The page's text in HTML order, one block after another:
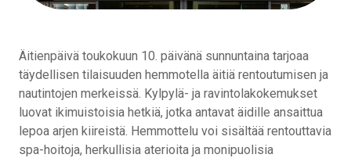
Äitienpäivä toukokuun 10. päivänä sunnuntaina tarjoaa
täydellisen tilaisuuden hemmotella äitiä rentoutumisen ja
nautintojen merkeissä. Kylpylä- ja ravintolakokemukset
luovat ikimuistoisia hetkiä, jotka antavat äidille ansaittua
lepoa arjen kiireistä. Hemmottelu voi sisältää rentouttavia
spa-hoitoja, herkullisia aterioita ja monipuolisia